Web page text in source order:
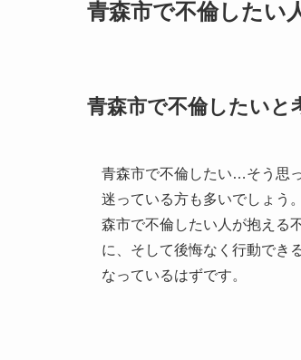
青森市で不倫したい
青森市で不倫したいと
青森市で不倫したい…そう思
迷っている方も多いでしょう
森市で不倫したい人が抱える
に、そして後悔なく行動でき
なっているはずです。